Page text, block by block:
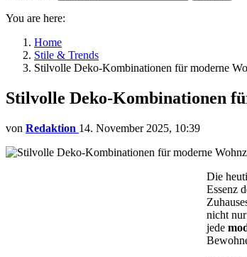
You are here:
Home
Stile & Trends
Stilvolle Deko-Kombinationen für moderne
Stilvolle Deko-Kombinationen
von Redaktion 14. November 2025, 10:39
Die
Essenz
nicht
jede